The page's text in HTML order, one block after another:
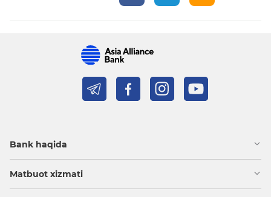
Bank haqida
Matbuot xizmati